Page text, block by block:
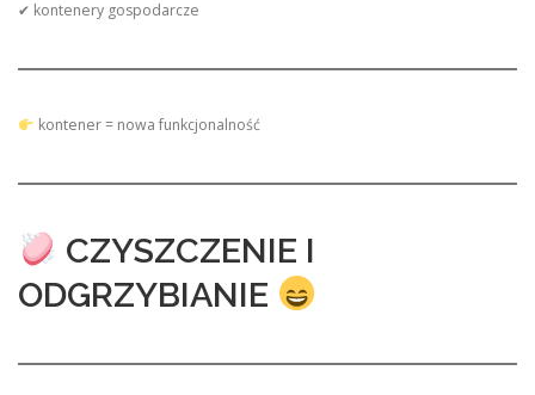
✔ kontenery gospodarcze
kontener = nowa funkcjonalność
CZYSZCZENIE I
ODGRZYBIANIE